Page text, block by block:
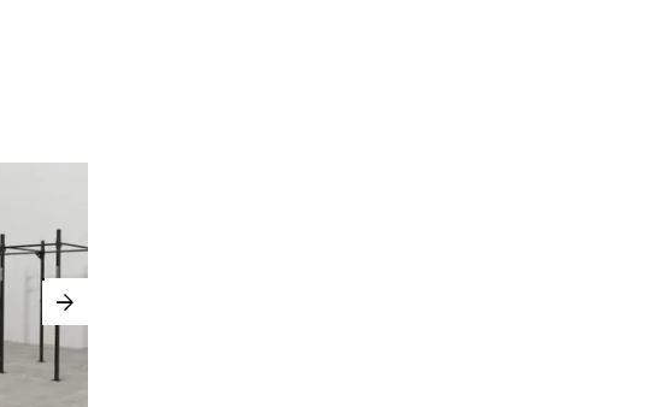
arrow_forward